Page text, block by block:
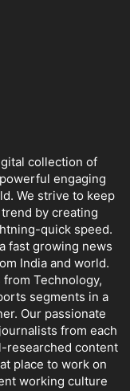
collection of
engaging
We strive to keep
by creating
quick speed.
fast growing news
India and world.
Technology,
segments in a
Our passionate
from each
researched content
place to work on
working culture